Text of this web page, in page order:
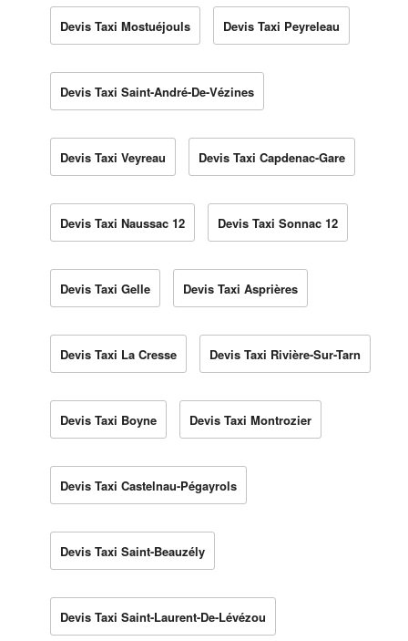
Devis Taxi Mostuéjouls Devis Taxi Peyreleau
Devis Taxi Saint-André-De-Vézines
Devis Taxi Veyreau Devis Taxi Capdenac-Gare
Devis Taxi Naussac 12 Devis Taxi Sonnac 12
Devis Taxi Gelle Devis Taxi Asprières
Devis Taxi La Cresse Devis Taxi Rivière-Sur-Tarn
Devis Taxi Boyne Devis Taxi Montrozier
Devis Taxi Castelnau-Pégayrols
Devis Taxi Saint-Beauzély
Devis Taxi Saint-Laurent-De-Lévézou